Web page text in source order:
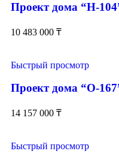
Проект дома “Н-
10 483 000 ₸
Быстрый просмотр
Проект дома “О-
14 157 000 ₸
Быстрый просмотр